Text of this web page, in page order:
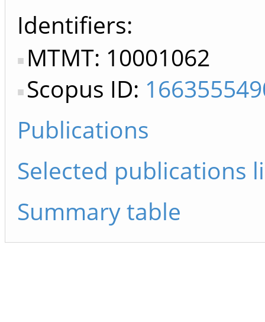
Identifiers
MTMT: 10001062
Scopus ID:
Publications
Selected publications
Summary table